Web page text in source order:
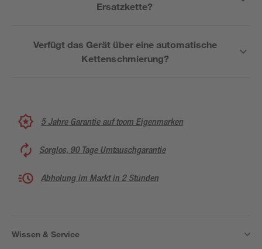
Ersatzkette?
Verfügt das Gerät über eine automatische
Kettenschmierung?
5 Jahre Garantie auf toom Eigenmarken
Sorglos, 90 Tage Umtauschgarantie
Abholung im Markt in 2 Stunden
Wissen & Service